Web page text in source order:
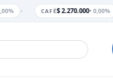
CAFÉ$ 2.270.000• 0,00%